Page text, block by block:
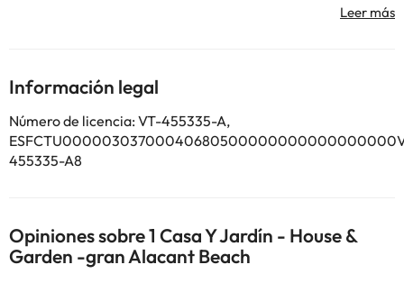
consta de 1 dormitorio independiente, 1 baño con artículos de
Campo de golf Las Colinas está a 49 km. El aeropuerto
(Aeropuerto de Alicante – Elche Miguel Hernández) está a 7 km.
En este alojamiento no se pueden celebrar despedidas de soltero
o soltera ni fiestas similares. Informa a con antelación de tu hora
prevista de llegada. Para ello, puedes utilizar el apartado de
Algunos de los servicios detallados pueden ser de pago. Puedes
Información legal
Número de licencia: VT-455335-A,
455335-A8
Opiniones sobre 1 Casa Y Jardín - House &
Garden -gran Alacant Beach